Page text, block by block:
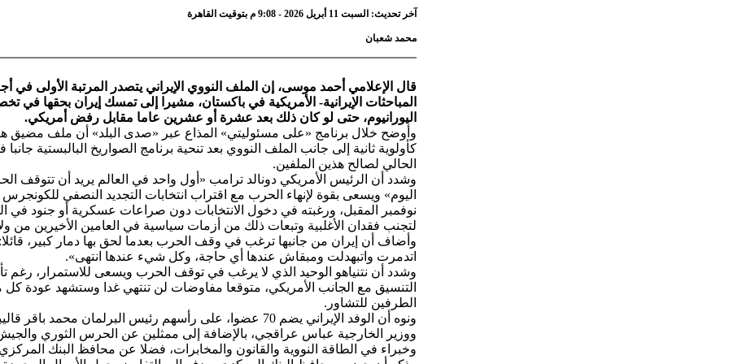
آخر تحديث: السبت 11 أبريل 2026 - 9:08 م بتوقيت القاهرة
محمد شعبان
قال الإعلامي أحمد موسى، إن الملف النووي الإيراني يتصدر المرتبة الأولى في
المباحثات الإيرانية- الأمريكية في باكستان، مشيرا إلى تمسك إيران بحقها في
اليورانيوم، حتى لو كان ذلك بعد عشرة أو عشرين عاما مقابل رفض أمريكي.
وأوضح خلال برنامج «على مسئوليتي» المذاع عبر «صدى البلد» أن ملف مضيق
كأولوية ثانية إلى جانب الملف النووي بعد تنحية برنامج الصواريخ البالبستية
الحالي لصالح هذين الملفين.
وشدد أن الرئيس الأمريكي دونالد ترامب «أول واحد في العالم يريد أن تتوقف
اليوم» ويسعى بقوة لإنهاء الحرب مع اقتراب انتخابات التجديد النصفي
نوفمبر المقبل، ورغبته في دخول الانتخابات دون صراعات عسكرية أو جنود في
لتجنب فقدان الأغلبية وتبعات ذلك من أزمات سياسية في العامين الأخيرين من
وأضاف أن إيران من جانبها ترغب في وقف الحرب بعدما لحق بها دمار كبير،
اتدمرت واتبهدلت ومبقاش عندها أي حاجة، وكل شيء عندها انتهى».
وشدد أن نتنياهو الوحيد الذي لا يرغب في توقف الحرب ويسعى للاستمرار، رغم
التنسيق مع الجانب الأمريكي، متوقعا مفاوضات لن تنتهي غدا وستشهد عودة
الطرفين للتشاور.
ونوه أن الوفد الإيراني يضم 70 عضوا، على رأسهم رئيس البرلمان محمد باقر
ووزير الخارجية عباس عراقجي، بالإضافة إلى ممثلين عن الحرس الثوري والجيش
وخبراء في الطاقة النووية والقانون والمخابرات، فضلا عن محافظ البنك